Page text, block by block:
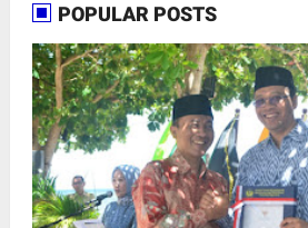
POPULAR POSTS